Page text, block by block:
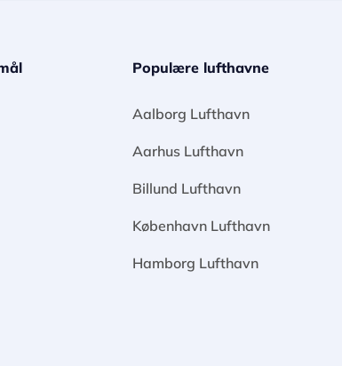
Populære lufthavne
Aalborg Lufthavn
Aarhus Lufthavn
Billund Lufthavn
København Lufthavn
Hamborg Lufthavn